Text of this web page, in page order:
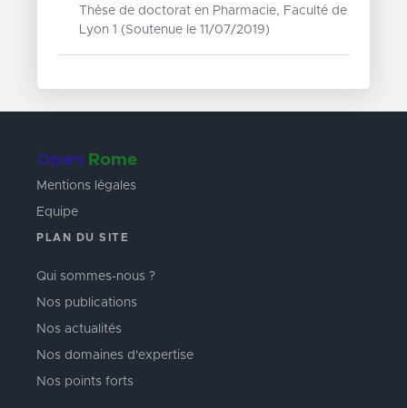
Thèse de doctorat en Pharmacie, Faculté de
Lyon 1 (Soutenue le 11/07/2019)
Open Rome
Mentions légales
Equipe
PLAN DU SITE
Qui sommes-nous ?
Nos publications
Nos actualités
Nos domaines d'expertise
Nos points forts